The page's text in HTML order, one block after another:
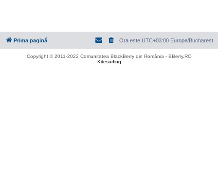
Prima pagină Ora este UTC+03:00 Europe/Bucharest
Copyright © 2011-2022 Comunitatea BlackBerry din România - BBerry.RO
Kitesurfing